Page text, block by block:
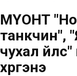
МҮОНТ
танкчин",
чухал
хүргэнэ